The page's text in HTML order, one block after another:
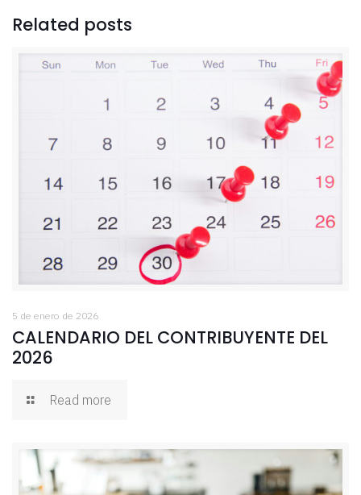
Related posts
5 de enero de 2026
CALENDARIO DEL CONTRIBUYENTE DEL
2026
Read more